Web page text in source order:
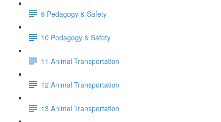
9 Pedagogy & Safety
10 Pedagogy & Safety
11 Animal Transportation
12 Animal Transportation
13 Animal Transportation